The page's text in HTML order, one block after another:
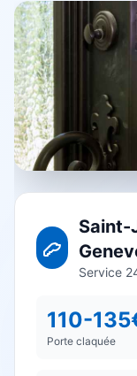
Saint-
Service
110-
Porte claquée